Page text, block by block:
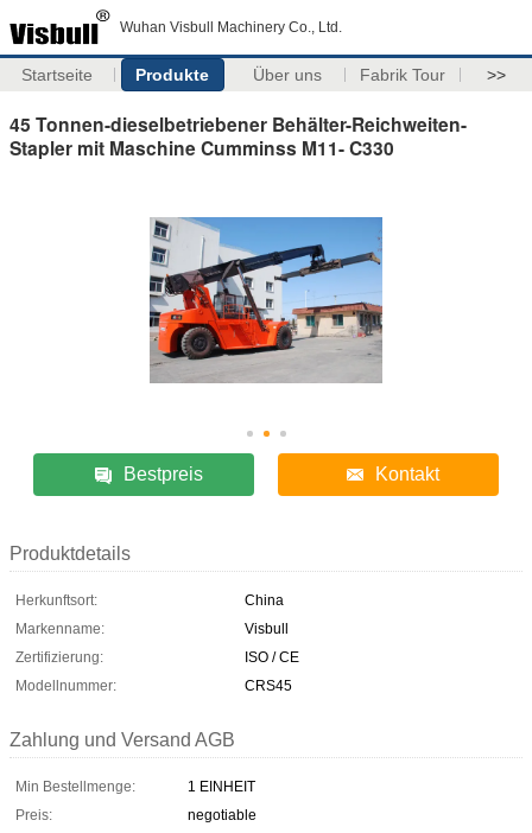
Wuhan Visbull Machinery Co., Ltd.
Startseite Produkte Über uns Fabrik Tour >>
45 Tonnen-dieselbetriebener Behälter-Reichweiten-
Stapler mit Maschine Cumminss M11- C330
Bestpreis Kontakt
Produktdetails
Herkunftsort:
China
Markenname:
Visbull
Zertifizierung:
ISO / CE
Modellnummer:
CRS45
Zahlung und Versand AGB
Min Bestellmenge:
1 EINHEIT
Preis:
negotiable